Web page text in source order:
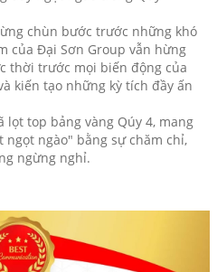
chùn bước trước những khó
của Đại Sơn Group vẫn hừng
thời trước mọi biến động của
kiến tạo những kỳ tích đầy ấn
lọt top bảng vàng Qúy 4, mang
ngào" bằng sự chăm chỉ,
ngừng nghỉ.